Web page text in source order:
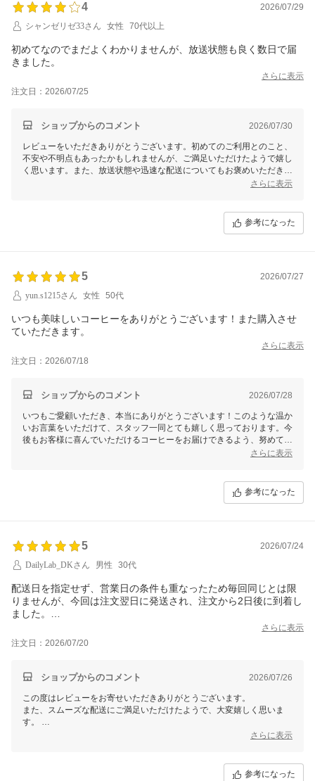
4
2026/07/29
シャンゼリゼ33さん
女性 70代以上
初めてなのでまだよくわかりませんが、放送状態も良く数日で届
きました。
さらに表示
注文日：2026/07/25
ショップからのコメント 2026/07/30
レビューをいただきありがとうございます。初めてのご利用とのこと、
不安や不明点もあったかもしれませんが、ご満足いただけたようで嬉し
く思います。また、放送状態や迅速な配送についてもお褒めいただき感
謝いたします。今後も気持ちよくご利用いただけるよう、サービス向上
さらに表示
参考になった
5
2026/07/27
yun.s1215さん
女性 50代
いつも美味しいコーヒーをありがとうございます！また購入させ
ていただきます。
さらに表示
注文日：2026/07/18
ショップからのコメント 2026/07/28
いつもご愛顧いただき、本当にありがとうございます！このような温か
いお言葉をいただけて、スタッフ一同とても嬉しく思っております。今
後もお客様に喜んでいただけるコーヒーをお届けできるよう、努めてま
さらに表示
参考になった
5
2026/07/24
DailyLab_DKさん
男性 30代
配送日を指定せず、営業日の条件も重なったため毎回同じとは限
りませんが、今回は注文翌日に発送され、注文から2日後に到着し
ました。
想像以上に早く、鮮度を意識している利用者としても嬉しかった
です。
さらに表示
注文日：2026/07/20
ショップからのコメント 2026/07/26
この度はレビューをお寄せいただきありがとうございます。
また、スムーズな配送にご満足いただけたようで、大変嬉しく思いま
す。
鮮度を重視されるお客様にも安心してご利用いただけたことは、私たち
これからもお客様にご満足いただけるサービスを提供できるよう努めて
さらに表示
参考になった